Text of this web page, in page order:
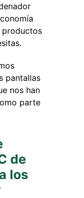
productos
pantallas
nos han
parte
de
los